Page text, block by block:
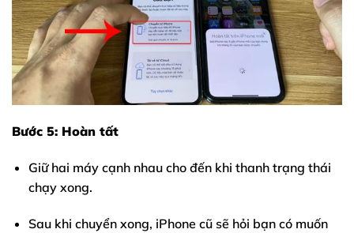
Bước 5: Hoàn tất
Giữ hai máy cạnh nhau cho đến khi thanh trạng thái
chạy xong.
Sau khi chuyển xong, iPhone cũ sẽ hỏi bạn có muốn